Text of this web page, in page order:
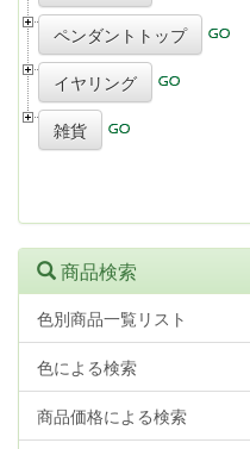
ペンダントトップ
イヤリング
雑貨
商品検索
色別商品一覧リスト
色による検索
商品価格による検索